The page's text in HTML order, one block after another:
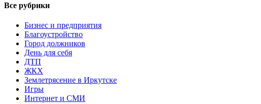
Все рубрики
Бизнес и предприятия
Благоустройство
Город должников
День для себя
ДТП
ЖКХ
Землетрясение в Иркутске
Игры
Интернет и СМИ